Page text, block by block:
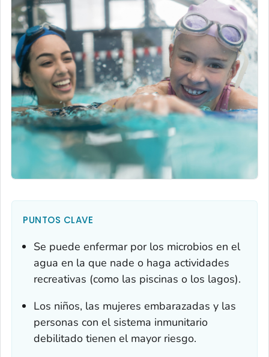
PUNTOS CLAVE
Se puede enfermar por los microbios en el
agua en la que nade o haga actividades
recreativas (como las piscinas o los lagos).
Los niños, las mujeres embarazadas y las
personas con el sistema inmunitario
debilitado tienen el mayor riesgo.